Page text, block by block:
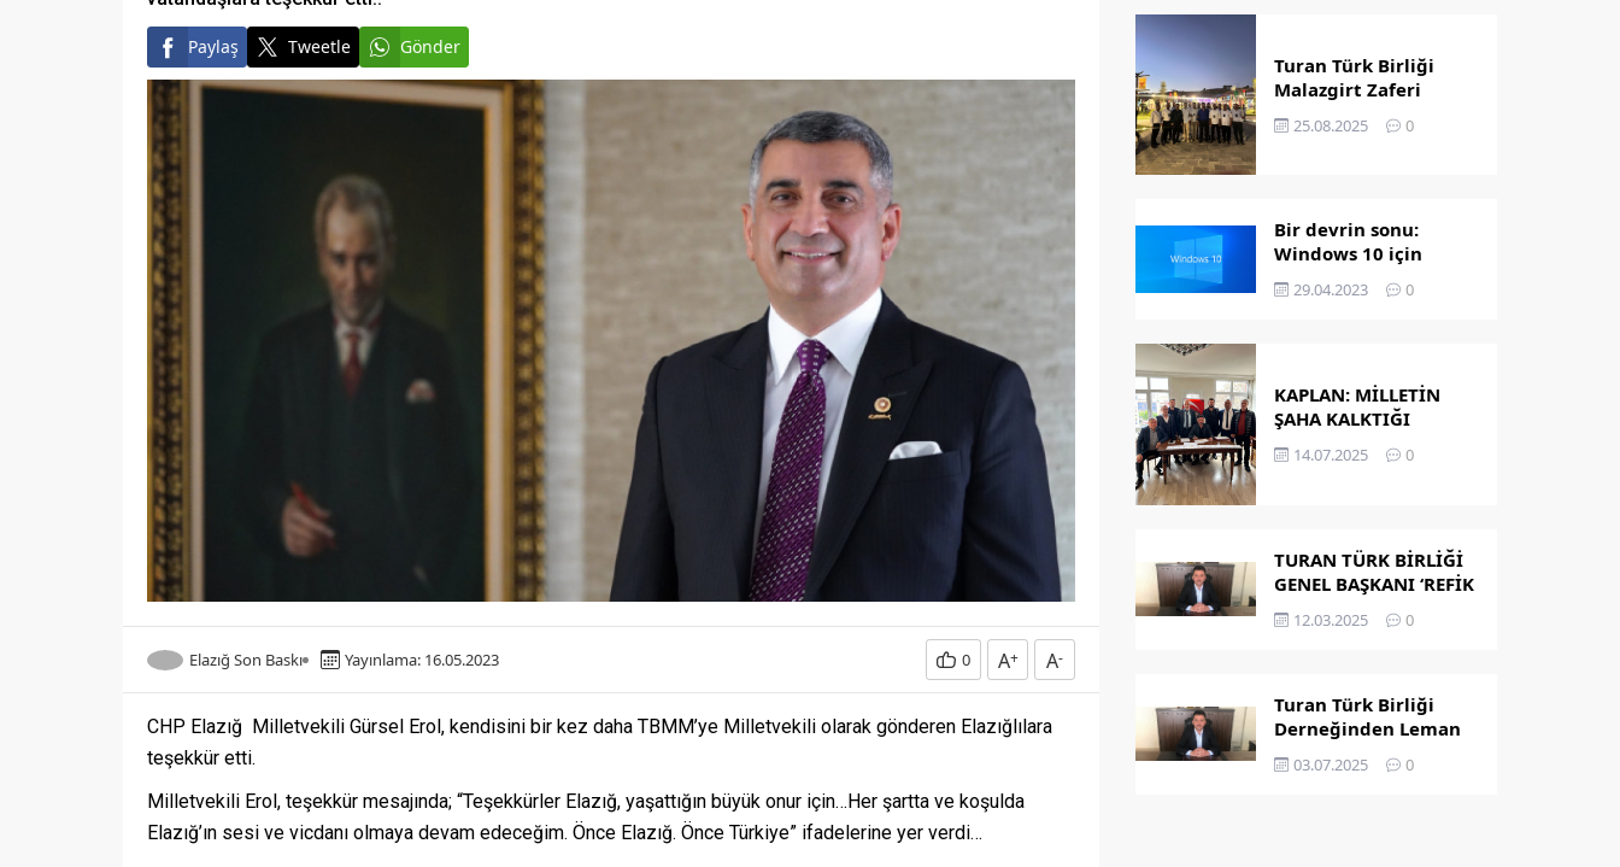
Paylaş Tweetle Gönder
Elazığ Son Baskı Yayınlama: 16.05.2023 0 A+ A-
CHP Elazığ Milletvekili Gürsel Erol, kendisini bir kez daha TBMM’ye Milletvekili olarak gönderen Elazığlılara
teşekkür etti.
Milletvekili Erol, teşekkür mesajında; “Teşekkürler Elazığ, yaşattığın büyük onur için…Her şartta ve koşulda
Elazığ’ın sesi ve vicdanı olmaya devam edeceğim. Önce Elazığ. Önce Türkiye” ifadelerine yer verdi…
Turan Türk Birliği
Malazgirt Zaferi
Kutlamalarında
25.08.2025 0
Bir devrin sonu:
Windows 10 için
destek bitiyor!
29.04.2023 0
KAPLAN: MİLLETİN
ŞAHA KALKTIĞI
GÜNDÜR
14.07.2025 0
TURAN TÜRK BİRLİĞİ
GENEL BAŞKANI ‘REFİK
KAPLAN’ OLDU
12.03.2025 0
Turan Türk Birliği
Derneğinden Leman
Dergisi’nin
Peygamber
03.07.2025 0